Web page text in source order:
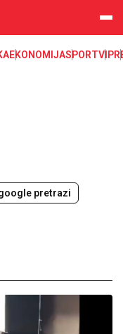
EKONOMIJASPORTVIP
pretrazi